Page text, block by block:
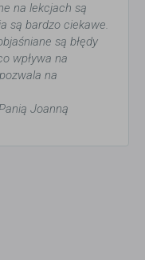
na lekcjach są
są bardzo ciekawe.
są błędy
wpływa na
na
Joanną